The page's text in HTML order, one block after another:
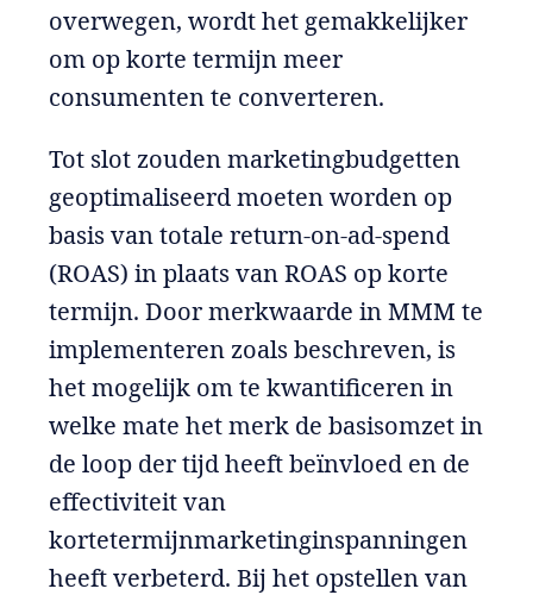
overwegen, wordt het gemakkelijker
om op korte termijn meer
consumenten te converteren.
Tot slot zouden marketingbudgetten
geoptimaliseerd moeten worden op
basis van totale return-on-ad-spend
(ROAS) in plaats van ROAS op korte
termijn. Door merkwaarde in MMM te
implementeren zoals beschreven, is
het mogelijk om te kwantificeren in
welke mate het merk de basisomzet in
de loop der tijd heeft beïnvloed en de
effectiviteit van
kortetermijnmarketinginspanningen
heeft verbeterd. Bij het opstellen van